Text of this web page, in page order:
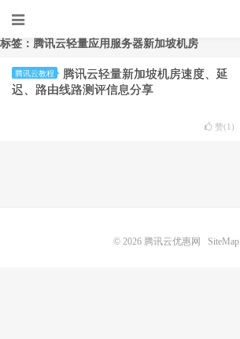
标签：腾讯云轻量应用服务器新加坡机房
腾讯云教程
腾讯云轻量新加坡机房速度、延
迟、路由线路测评信息分享
赞(1 )
© 2026 腾讯云优惠网 SiteMap